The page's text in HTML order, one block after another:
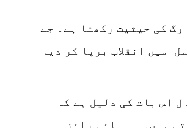
کی حیثیت رکھتا ہے۔ جے
میں انقلاب برپا کر دیا
اس بات کی دلیل ہے کہ
ہیں۔ یہ ہائی رائز